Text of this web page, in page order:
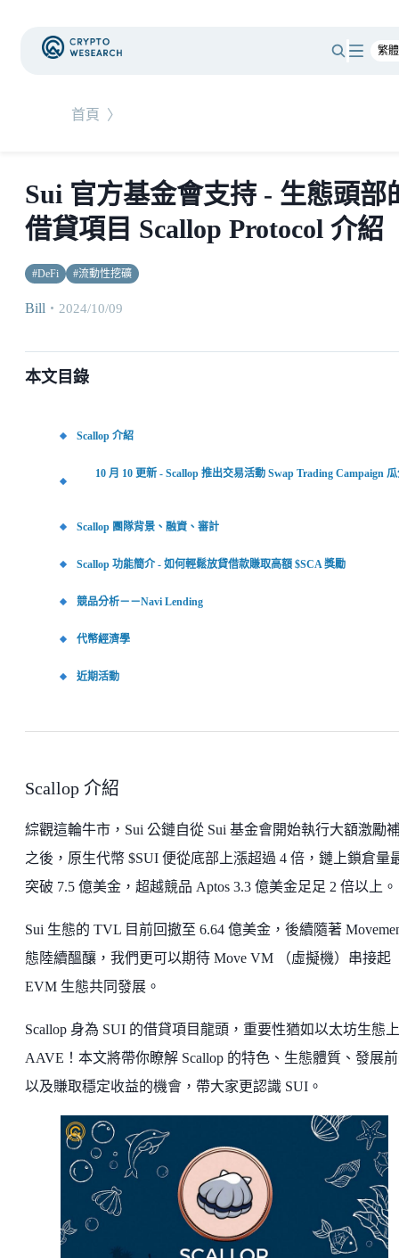
首頁 〉
Sui 官方基金會支持 - 生態頭部
借貸項目 Scallop Protocol 介紹
#DeFi #流動性挖礦
Bill ・ 2024/10/09
本文目錄
Scallop 介紹
10 月 10 更新 - Scallop 推出交易活動 Swap Trading Campaign
Scallop 團隊背景、融資、審計
Scallop 功能簡介 - 如何輕鬆放貸借款賺取高額 $SCA 獎勵
競品分析－－Navi Lending
代幣經濟學
近期活動
Scallop 介紹
綜觀這輪牛市，Sui 公鏈自從 Sui 基金會開始執行大額激勵
之後，原生代幣 $SUI 便從底部上漲超過 4 倍，鏈上鎖倉量
突破 7.5 億美金，超越競品 Aptos 3.3 億美金足足 2 倍以上。
Sui 生態的 TVL 目前回撤至 6.64 億美金，後續隨著
態陸續醞釀，我們更可以期待 Move VM （虛擬機）串接起
EVM 生態共同發展。
Scallop 身為 SUI 的借貸項目龍頭，重要性猶如以太坊生態
AAVE！本文將帶你瞭解 Scallop 的特色、生態體質、發展
以及賺取穩定收益的機會，帶大家更認識 SUI。